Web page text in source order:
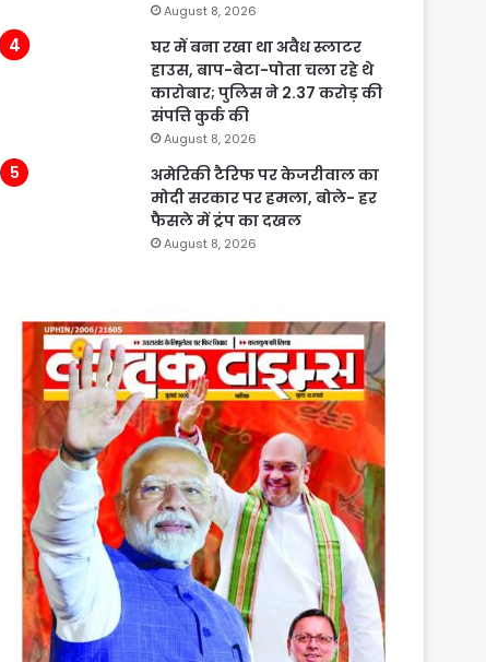
August 8, 2026
घर में बना रखा था अवैध स्लाटर
हाउस, बाप-बेटा-पोता चला रहे थे
कारोबार; पुलिस ने 2.37 करोड़ की
संपत्ति कुर्क की
August 8, 2026
अमेरिकी टैरिफ पर केजरीवाल का
मोदी सरकार पर हमला, बोले- हर
फैसले में ट्रंप का दखल
August 8, 2026